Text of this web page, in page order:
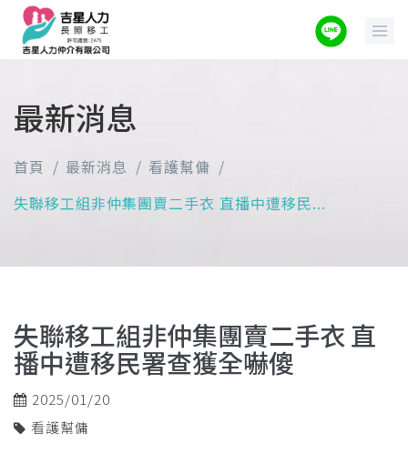
最新消息
首頁 最新消息
看護幫傭
失聯移工組非仲集團賣二手衣 直播中遭移民...
失聯移工組非仲集團賣二手衣 直
播中遭移民署查獲全嚇傻
2025/01/20
看護幫傭